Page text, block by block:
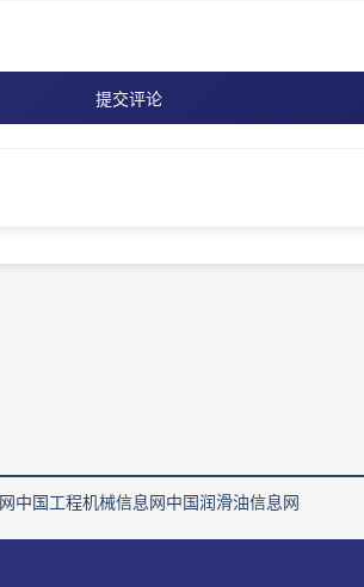
提交评论
中国工程机械信息网中国润滑油信息网